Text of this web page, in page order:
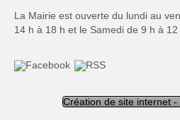
La Mairie est ouverte du lundi au
14 h à 18 h et le Samedi de 9 h à 12
Création de site internet -